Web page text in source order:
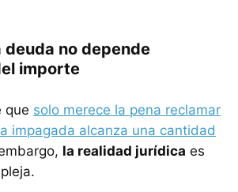
deuda no depende
importe
que solo merece la pena reclamar
impagada alcanza una cantidad
la realidad jurídica es